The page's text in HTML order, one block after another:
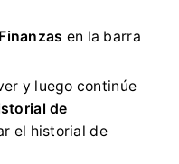
en la barra
y luego continúe
de
el historial de